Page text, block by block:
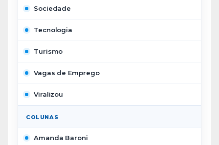
Sociedade
Tecnologia
Turismo
Vagas de Emprego
Viralizou
COLUNAS
Amanda Baroni